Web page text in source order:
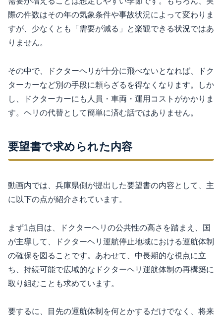
際の件数はその年の気象条件や事故状況によって変わりま
すが、少なくとも「需要が減る」と楽観できる状況ではあ
りません。
その中で、ドクターヘリが十分に飛べないとなれば、ドク
ターカーなど別の手段に頼らざるを得なくなります。しか
し、ドクターカーにも人員・車両・運用コストがかかりま
す。ヘリの代替として簡単に済む話ではありません。
要望書で求められた内容
動画内では、兵庫県側が提出した要望書の内容として、主
に以下の点が紹介されています。
まず1点目は、ドクターヘリの公共性の高さを踏まえ、国
が主導して、ドクターヘリ運航停止地域における運航体制
の確保を図ることです。あわせて、中長期的な視点に立
ち、持続可能で広域的なドクターヘリ運航体制の再構築に
取り組むことも求めています。
要するに、目先の運航体制を何とかするだけでなく、将来